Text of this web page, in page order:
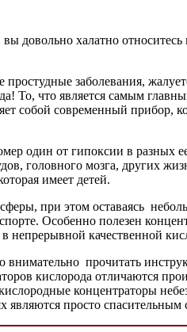
довольно халатно
заболевания,
То, что является самым
собой современный
один от гипоксии в разных
головного мозга, других
имеет детей.
при этом оставаясь
Особенно полезен
непрерывной качественной
внимательно прочитать
кислорода отличаются
концентраторы
просто спасительным